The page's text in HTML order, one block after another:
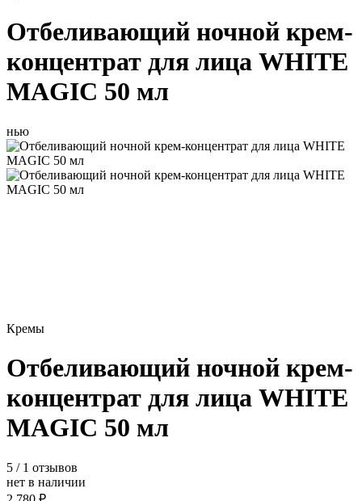
Отбеливающий ночной крем-
концентрат для лица WHITE
MAGIC 50 мл
нью
Кремы
Отбеливающий ночной крем-
концентрат для лица WHITE
MAGIC 50 мл
5 / 1 отзывов
нет в наличии